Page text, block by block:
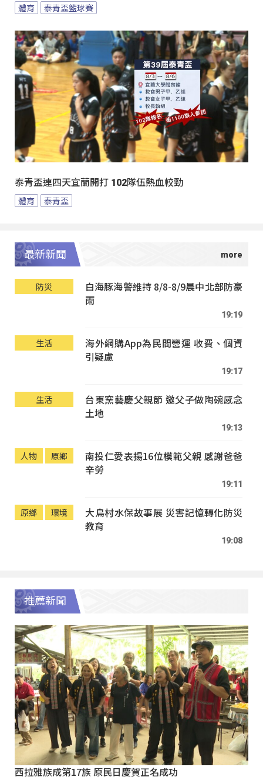
體育 泰青盃籃球賽
泰青盃連四天宜蘭開打 102隊伍熱血較勁
體育 泰青盃
最新新聞
防災
白海豚海警維持 8/8-8/9晨中北部防豪
雨
19:19
生活
海外網購App為民間營運 收費、個資
引疑慮
19:17
生活
台東窯藝慶父親節 邀父子做陶碗感念
土地
19:13
人物 原鄉
南投仁愛表揚16位模範父親 感謝爸爸
辛勞
19:11
原鄉 環境
大鳥村水保故事展 災害記憶轉化防災
教育
19:08
推薦新聞
西拉雅族成第17族 原民日慶賀正名成功